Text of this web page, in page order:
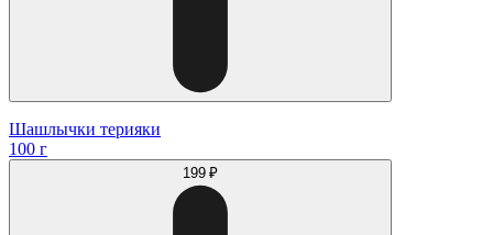
Шашлычки терияки
100 г
199 ₽